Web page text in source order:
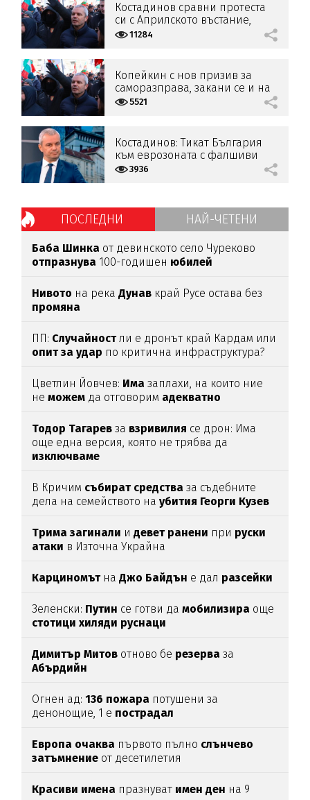
Костадинов сравни протеста
си с Априлското въстание,
заплаши Борисов с Народен
11284
Копейкин с нов призив за
саморазправа, закани се и на
НС5521
Костадинов: Тикат България
към еврозоната с фалшиви
данни
3936
ПОСЛЕДНИ НАЙ-ЧЕТЕНИ
Баба Шинка от девинското село Чуреково
отпразнува 100-годишен юбилей
Нивото на рекаДунав край Русе остава без
промяна
ПП: Случайностли е дронът край Кардам или
опит за удар по критична инфраструктура?
Цветлин Йовчев: Има заплахи, на които ние
неможем да отговорим адекватно
Тодор Тагарев за взривилия се дрон: Има
още една версия, която не трябва да
изключваме
В Кричим събират средства за съдебните
дела на семейството наубития Георги Кузев
Трима загинали идевет ранени при руски
атаки в Източна Украйна
КарциномътнаДжо Байдън е дал разсейки
Зеленски: Путин се готви дамобилизира още
стотици хиляди руснаци
Димитър Митов отново бе резерва за
Абърдийн
Огнен ад:136 пожара потушени за
денонощие, 1 е пострадал
Европа очаква първото пълно слънчево
затъмнение от десетилетия
Красиви имена празнуват имен ден на 9